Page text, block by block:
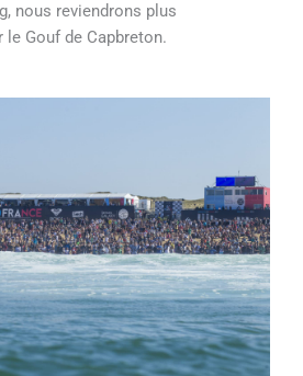
nous reviendrons plus
Gouf de Capbreton.